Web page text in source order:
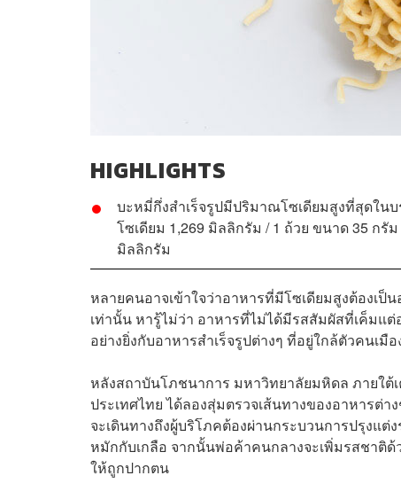
HIGHLIGHTS
บะหมี่กึ่งสำเร็จรูปมีปริมาณโซเดียมสูงที่สุดใน
โซเดียม 1,269 มิลลิกรัม / 1 ถ้วย ขนาด 35 ก
มิลลิกรัม
หลายคนอาจเข้าใจว่าอาหารที่มีโซเดียมสูงต้องเ
เท่านั้น หารู้ไม่ว่า อาหารที่ไม่ได้มีรสสัมผัสที่เค็มแ
อย่างยิ่งกับอาหารสำเร็จรูปต่างๆ ที่อยู่ใกล้ตัวคนเมื
หลังสถาบันโภชนาการ มหาวิทยาลัยมหิดล ภายใต้
ประเทศไทย ได้ลองสุ่มตรวจเส้นทางของอาหารต่
จะเดินทางถึงผู้บริโภคต้องผ่านกระบวนการปรุงแ
หมักกับเกลือ จากนั้นพ่อค้าคนกลางจะเพิ่มรสชาติด้
ให้ถูกปากตน